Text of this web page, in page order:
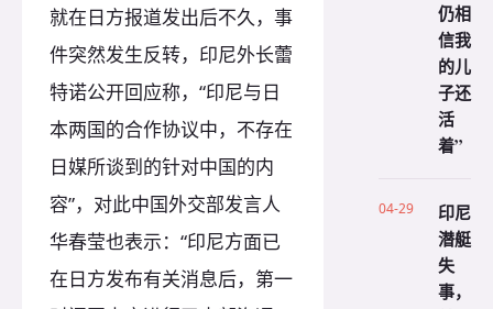
就在日方报道发出后不久，事
件突然发生反转，印尼外长蕾
特诺公开回应称，“印尼与日
本两国的合作协议中，不存在
日媒所谈到的针对中国的内
容”，对此中国外交部发言人
华春莹也表示：“印尼方面已
在日方发布有关消息后，第一
仍相
信我
的儿
子还
活
着”
04-29
印尼
潜艇
失
事，